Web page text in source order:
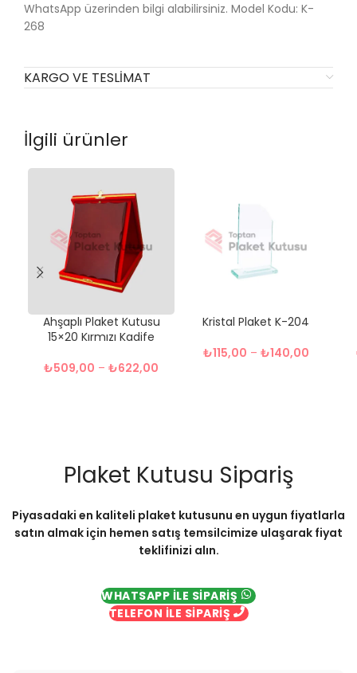
WhatsApp üzerinden bilgi alabilirsiniz. Model Kodu: K-
268
KARGO VE TESLIMAT
İlgili ürünler
Ahşaplı Plaket Kutusu
15×20 Kırmızı Kadife
₺509,00 – ₺622,00
Kristal Plaket K-204
₺115,00 – ₺140,00
Plaket Kutusu Sipariş
Piyasadaki en kaliteli plaket kutusunu en uygun fiyatlarla
satın almak için hemen satış temsilcimize ulaşarak fiyat
teklifinizi alın.
WHATSAPP İLE SİPARİŞ
TELEFON İLE SİPARİŞ